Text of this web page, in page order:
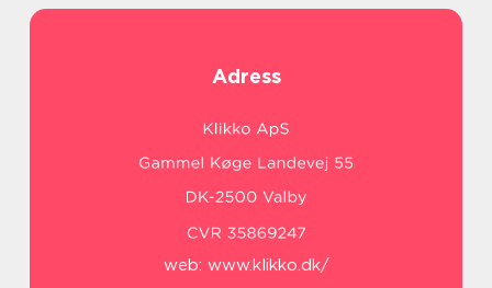
Adress
web: www.klikko.dk/